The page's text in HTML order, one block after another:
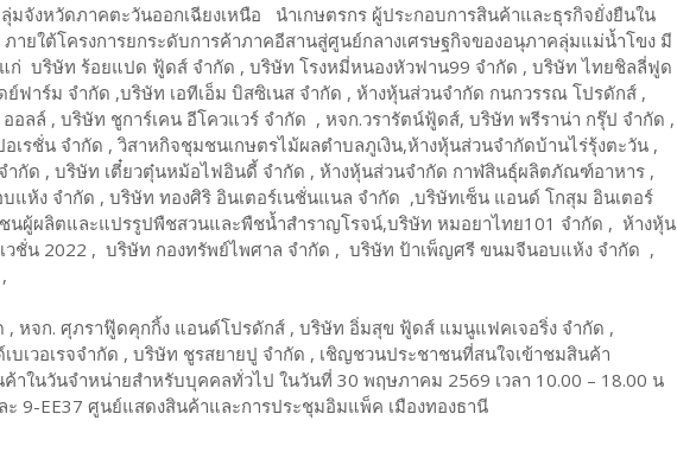
มจังหวัดภาคตะวันออกเฉียงเหนือ นำเกษตรกร ผู้ประกอบการสินค้าและธุรกิจยั่งยืนใน
ายใต้โครงการยกระดับการค้าภาคอีสานสู่ศูนย์กลางเศรษฐกิจของอนุภาคลุ่มแม่น้ำโขง มี
แก่ บริษัท ร้อยแปด ฟู้ดส์ จำกัด , บริษัท โรงหมี่หนองหัวฟาน99 จำกัด , บริษัท ไทยชิลลี่ฟูด
ย์ฟาร์ม จำกัด ,บริษัท เอทีเอ็ม บิสซิเนส จำกัด , ห้างหุ้นส่วนจำกัด กนกวรรณ โปรดักส์ ,
อลล์ , บริษัท ชูการ์เคน อีโควแวร์ จำกัด , หจก.วรารัตน์ฟู้ดส์, บริษัท พรีราน่า กรุ๊ป จำกัด ,
เรชั่น จำกัด , วิสาหกิจชุมชนเกษตรไม้ผลตำบลภูเงิน,ห้างหุ้นส่วนจำกัดบ้านไร่รุ้งตะวัน ,
ำกัด , บริษัท เตี๋ยวตุ๋นหม้อไฟอินดี้ จำกัด , ห้างหุ้นส่วนจำกัด กาฬสินธุ์ผลิตภัณฑ์อาหาร ,
ห้ง จำกัด , บริษัท ทองศิริ อินเตอร์เนชั่นแนล จำกัด ,บริษัทเซ็น แอนด์ โกสุม อินเตอร์
นผู้ผลิตและแปรรูปพืชสวนและพืชน้ำสำราญโรจน์,บริษัท หมอยาไทย101 จำกัด , ห้างหุ้น
วชั่น 2022 , บริษัท กองทรัพย์ไพศาล จำกัด , บริษัท ป้าเพ็ญศรี ขนมจีนอบแห้ง จำกัด ,
, หจก. ศุภราฟู๊ดคุกกิ้ง แอนด์โปรดักส์ , บริษัท อิ่มสุข ฟู้ดส์ แมนูแฟคเจอริ่ง จำกัด ,
เวอเรจจำกัด , บริษัท ชูรสยายปู จำกัด , เชิญชวนประชาชนที่สนใจเข้าชมสินค้า
าในวันจำหน่ายสำหรับบุคคลทั่วไป ในวันที่ 30 พฤษภาคม 2569 เวลา 10.00 – 18.00 น
9-EE37 ศูนย์แสดงสินค้าและการประชุมอิมแพ็ค เมืองทองธานี